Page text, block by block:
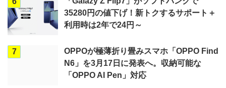
35280円の値下げ！新トクするサポート＋
利用時は2年で24円～
7
OPPOが極薄折り畳みスマホ「OPPO Find
N6」を3月17日に発表へ。収納可能な
「OPPO AI Pen」対応